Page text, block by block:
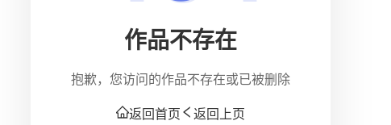
作品不存在
抱歉，您访问的作品不存在或已被删除
返回首页 返回上页